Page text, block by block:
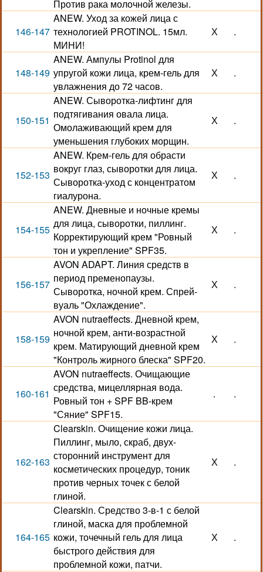
Против рака молочной железы.
146-147
ANEW. Уход за кожей лица с
технологией PROTINOL. 15мл.
МИНИ!
Х .
148-149
ANEW. Ампулы Protinol для
упругой кожи лица, крем-гель для
увлажнения до 72 часов.
Х .
150-151
ANEW. Сыворотка-лифтинг для
подтягивания овала лица.
Омолаживающий крем для
уменьшения глубоких морщин.
Х .
152-153
ANEW. Крем-гель для обрасти
вокруг глаз, сыворотки для лица.
Сыворотка-уход с концентратом
гиалурона.
Х .
154-155
ANEW. Дневные и ночные кремы
для лица, сыворотки, пиллинг.
Корректирующий крем "Ровный
тон и укрепление" SPF35.
Х .
156-157
AVON ADAPT. Линия средств в
период пременопаузы.
Сыворотка, ночной крем. Спрей-
вуаль "Охлаждение".
Х .
158-159
AVON nutraeffects. Дневной крем,
ночной крем, анти-возрастной
крем. Матирующий дневной крем
"Контроль жирного блеска" SPF20.
Х .
160-161
AVON nutraeffects. Очищающие
средства, мицеллярная вода.
Ровный тон + SPF BB-крем
"Сяние" SPF15.
. .
162-163
Clearskin. Очищение кожи лица.
Пиллинг, мыло, скраб, двух-
сторонний инструмент для
косметических процедур, тоник
против черных точек с белой
глиной.
Х .
164-165
Clearskin. Средство 3-в-1 с белой
глиной, маска для проблемной
кожи, точечный гель для лица
быстрого действия для
проблемной кожи, патчи.
Х .